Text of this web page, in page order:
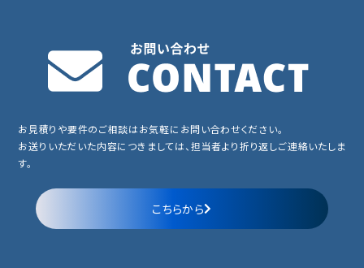
お見積りや要件のご相談はお気軽にお問い合わせください。
お送りいただいた内容につきましては、担当者より折り返しご連絡いたしま
す。
こちらから